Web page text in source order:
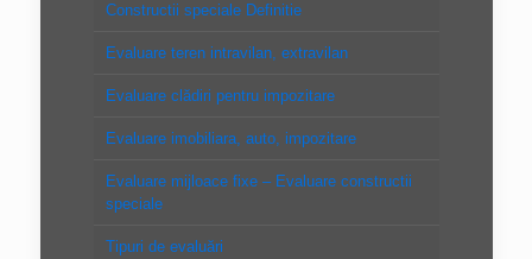
Constructii speciale Definitie
Evaluare teren intravilan, extravilan
Evaluare clădiri pentru impozitare
Evaluare imobiliara, auto, impozitare
Evaluare mijloace fixe – Evaluare constructii
speciale
Tipuri de evaluări